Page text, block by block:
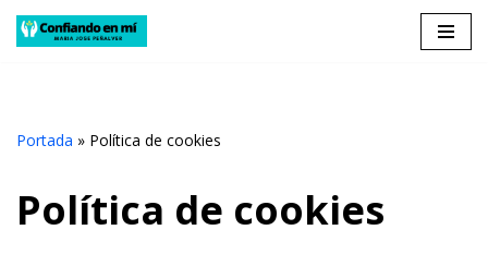
Portada » Política de cookies
Política de cookies